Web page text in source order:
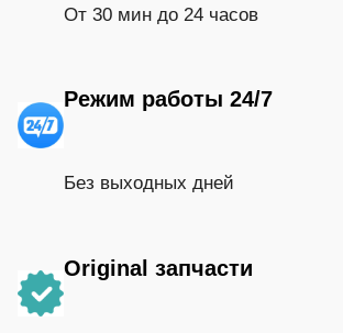
От 30 мин до 24 часов
Режим работы 24/7
Без выходных дней
Original запчасти